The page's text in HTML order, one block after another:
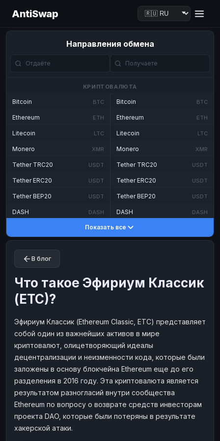
AntiSwap
Направления обмена
КРИПТОВАЛЮТА
Bitcoin BTC
Ethereum ETH
Litecoin LTC
Monero XMR
Tether TRC20 USDT
Tether ERC20 USDT
Tether BEP20 USDT
DASH DASH
TON
TRX
BinanceCoin BEP20
Ether Classic
Solana SOL
Ripple XRP
Bitcoin BTC
Ethereum ETH
Litecoin LTC
Monero XMR
Tether TRC20 USDT
Tether ERC20 USDT
Tether BEP20 USDT
DASH DASH
Toncoin
BinanceCoin
Solana SOL
Ripple
ЭЛЕКТРОННЫЕ ДЕНЬГИ
Paxum USD
Perfect Money USD
Payoneer USD
PayPal USD
Payeer
Paxum
Perfect Money
Payoneer USD
PayPal
Показать все
В блог
Что такое Эфириум Классик
(ETC)?
Эфириум Классик (Ethereum Classic, ETC) представляет
собой один из важнейших активов в мире
криптовалют, олицетворяющий идеалы
децентрализации и неизменности кода, которые были
заложены в основу блокчейна Ethereum еще до его
разделения в 2016 году. Эта криптовалюта является
результатом разногласий внутри сообщества
Ethereum по вопросу о возврате средств инвесторам
проекта DAO, которые были потеряны в результате
хакерской атаки.